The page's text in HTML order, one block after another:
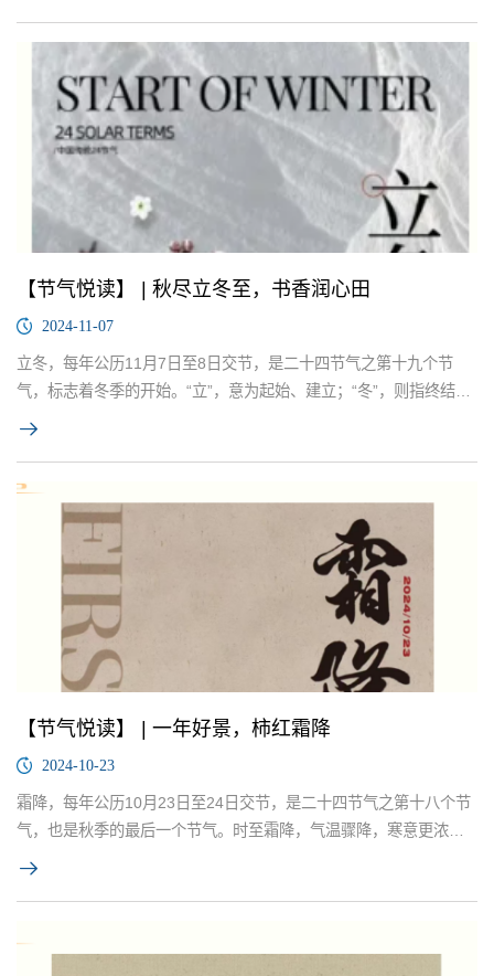
【节气悦读】 | 秋尽立冬至，书香润心田
2024-11-07
立冬，每年公历11月7日至8日交节，是二十四节气之第十九个节
气，标志着冬季的开始。“立”，意为起始、建立；“冬”，则指终结、
收藏。立冬之际，万物开始步入休养、收藏状态。在我国北方，农
【节气悦读】 | 一年好景，柿红霜降
2024-10-23
霜降，每年公历10月23日至24日交节，是二十四节气之第十八个节
气，也是秋季的最后一个节气。时至霜降，气温骤降，寒意更浓，
昼夜温差尤为显著。此时，北方地区已步入秋收的尾声；而在南